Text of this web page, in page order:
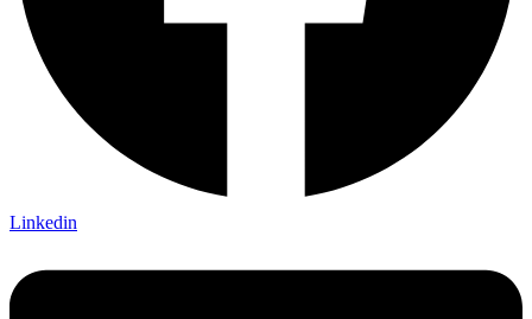
Linkedin